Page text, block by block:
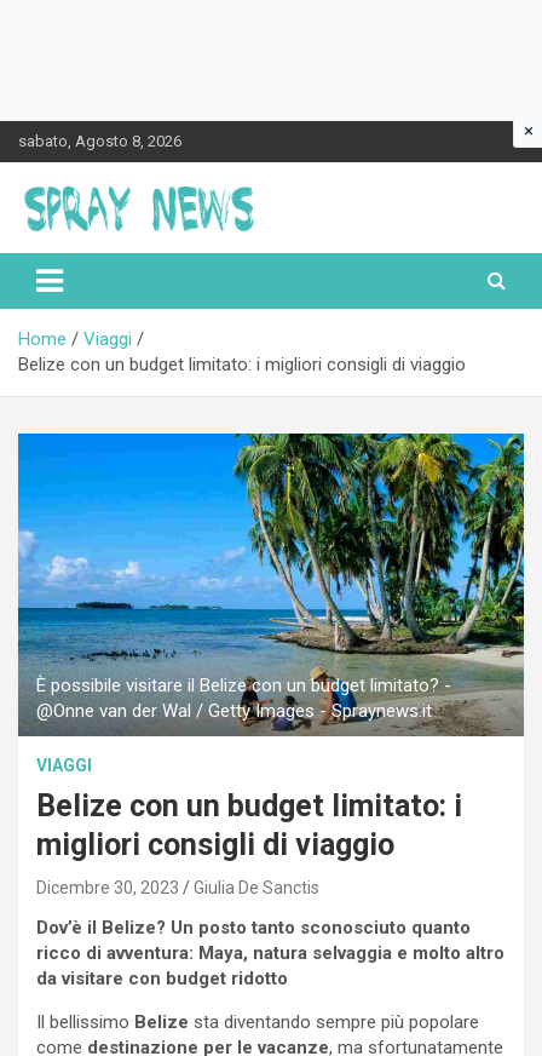
to
content
sabato, Agosto 8, 2026
Spraynews.it
Home
Viaggi
Belize con un budget limitato: i migliori consigli di viaggio
È possibile visitare il Belize con un budget limitato? -
@Onne van der Wal / Getty Images - Spraynews.it
VIAGGI
Belize con un budget limitato: i
migliori consigli di viaggio
Dicembre 30, 2023 Giulia De Sanctis
Dov’è il Belize? Un posto tanto sconosciuto quanto
ricco di avventura: Maya, natura selvaggia e molto altro
da visitare con budget ridotto
Il bellissimo Belize sta diventando sempre più popolare
come destinazione per le vacanze, ma sfortunatamente
×